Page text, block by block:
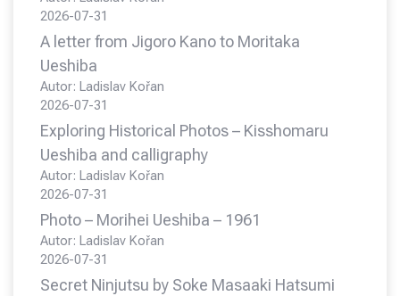
2026-07-31
A letter from Jigoro Kano to Moritaka
Ueshiba
Autor: Ladislav Kořan
2026-07-31
Exploring Historical Photos – Kisshomaru
Ueshiba and calligraphy
Autor: Ladislav Kořan
2026-07-31
Photo – Morihei Ueshiba – 1961
Autor: Ladislav Kořan
2026-07-31
Secret Ninjutsu by Soke Masaaki Hatsumi